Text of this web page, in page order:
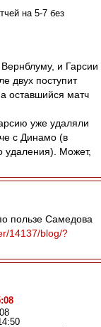
на 5-7 без
и Гарсии
двух поступит
оставшийся матч
уже удаляли
с Динамо (в
удаления). Может,
пользе Самедова
14137/blog/?